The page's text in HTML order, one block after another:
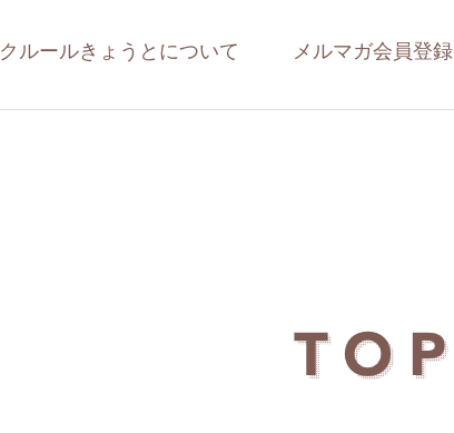
クルールきょうとについて メルマガ会員登録